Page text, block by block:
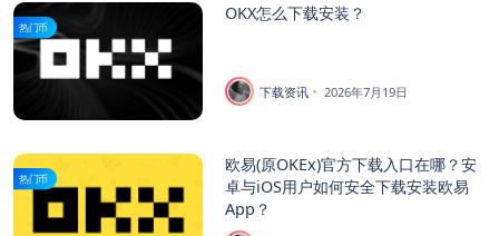
热门币
OKX怎么下载安装？
下载资讯 2026年7月19日
热门币
欧易(原OKEx)官方下载入口在哪？安
卓与iOS用户如何安全下载安装欧易
App？